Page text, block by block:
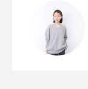
2026.07.14